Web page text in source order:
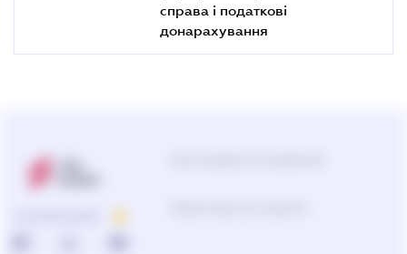
справа і податкові
донарахування